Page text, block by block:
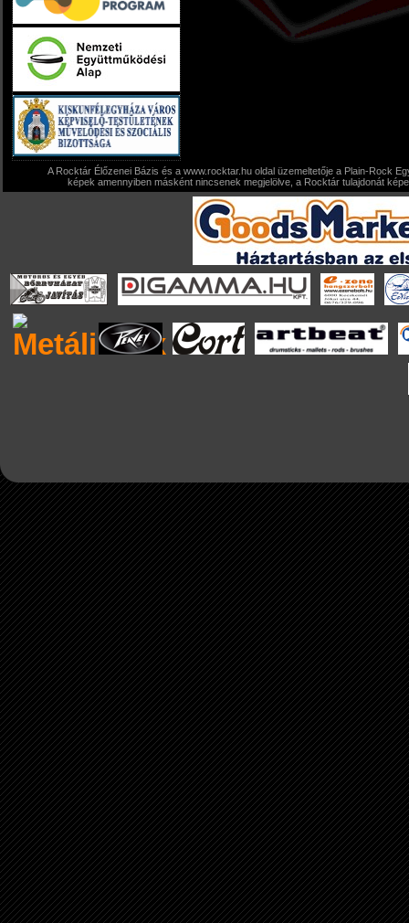
A Rocktár Élőzenei Bázis és a www.rocktar.hu oldal üzemeltetője a Plain-Rock
képek amennyiben másként nincsenek megjelölve, a Rocktár tulajdonát